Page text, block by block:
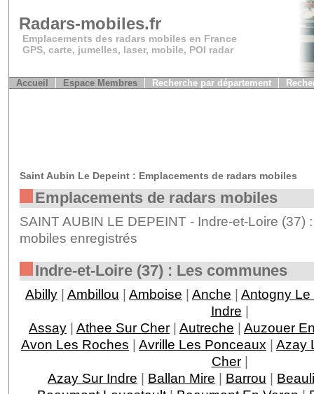
Radars-mobiles.fr
Emplacements des radars mobiles en France
GPS, carte, jumelles, laser, mobile, POI radar
Accueil Espace Membres Recherche par département
Saint Aubin Le Depeint : Emplacements de radars mobiles
Emplacements de radars mobiles
SAINT AUBIN LE DEPEINT - Indre-et-Loire (37)
mobiles enregistrés
Indre-et-Loire (37) : Les communes
Abilly | Ambillou | Amboise | Anche | Antogny Le
Indre |
Assay | Athee Sur Cher | Autreche | Auzouer
Avon Les Roches | Avrille Les Ponceaux | Azay
Cher|
Azay Sur Indre | Ballan Mire | Barrou |